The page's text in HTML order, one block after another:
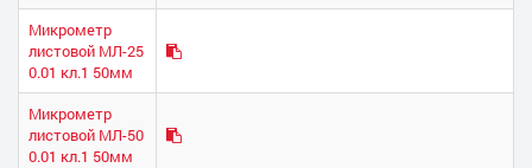
Микрометр
листовой МЛ-25
0.01 кл.1 50мм
Микрометр
листовой МЛ-50
0.01 кл.1 50мм